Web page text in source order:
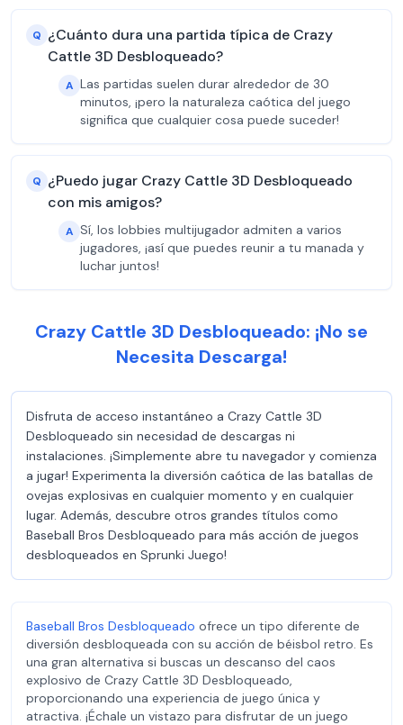
Q ¿Cuánto dura una partida típica de Crazy
Cattle 3D Desbloqueado?
A Las partidas suelen durar alrededor de 30
minutos, ¡pero la naturaleza caótica del juego
significa que cualquier cosa puede suceder!
Q ¿Puedo jugar Crazy Cattle 3D Desbloqueado
con mis amigos?
A Sí, los lobbies multijugador admiten a varios
jugadores, ¡así que puedes reunir a tu manada y
luchar juntos!
Crazy Cattle 3D Desbloqueado: ¡No se
Necesita Descarga!
Disfruta de acceso instantáneo a Crazy Cattle 3D
Desbloqueado sin necesidad de descargas ni
instalaciones. ¡Simplemente abre tu navegador y comienza
a jugar! Experimenta la diversión caótica de las batallas de
ovejas explosivas en cualquier momento y en cualquier
lugar. Además, descubre otros grandes títulos como
Baseball Bros Desbloqueado para más acción de juegos
desbloqueados en Sprunki Juego!
Baseball Bros Desbloqueado ofrece un tipo diferente de
diversión desbloqueada con su acción de béisbol retro. Es
una gran alternativa si buscas un descanso del caos
explosivo de Crazy Cattle 3D Desbloqueado,
proporcionando una experiencia de juego única y
atractiva. ¡Échale un vistazo para disfrutar de un juego